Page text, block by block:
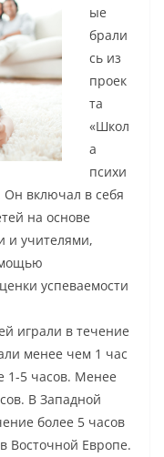
ые
брали
сь из
проек
та
«Школ
а
психи
Он включал в себя
на основе
и учителями,
успеваемости
играли в течение
менее чем 1 час
1-5 часов. Менее
В Западной
более 5 часов
Восточной Европе.